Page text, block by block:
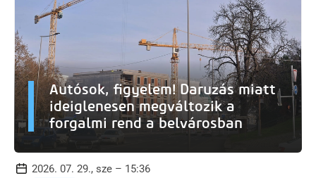
Autósok, figyelem! Daruzás miatt
ideiglenesen megváltozik a
forgalmi rend a belvárosban
2026. 07. 29., sze – 15:36